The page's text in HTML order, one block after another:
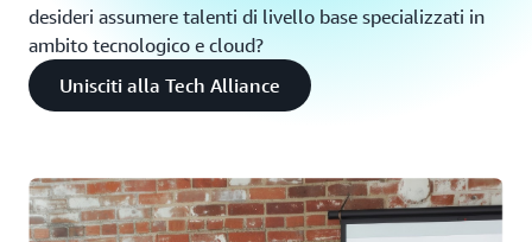
desideri assumere talenti di livello base specializzati in
ambito tecnologico e cloud?
Unisciti alla Tech Alliance